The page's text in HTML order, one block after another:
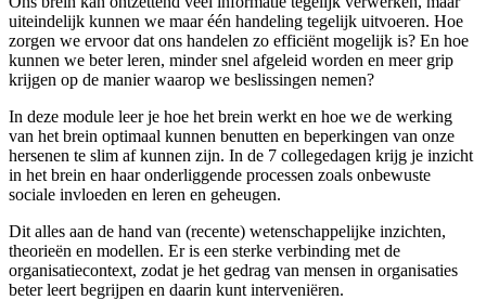
Mocht je ervoor kiezen om de gehelemasterte gaan volgen, dan
uiteindelijk kunnen we maar één handeling tegelijk uitvoeren. Hoe
zorgen we ervoor dat ons handelen zo efficiënt mogelijk is? En hoe
kunnen we beter leren, minder snel afgeleid worden en meer grip
krijgen op de manier waarop we beslissingen nemen?
In deze module leer je hoe het brein werkt en hoe we de werking
van het brein optimaal kunnen benutten en beperkingen van onze
hersenen te slim af kunnen zijn. In de 7 collegedagen krijg je inzicht
in het brein en haar onderliggende processen zoals onbewuste
sociale invloeden en leren en geheugen.
Dit alles aan de hand van (recente) wetenschappelijke inzichten,
theorieën en modellen. Er is een sterke verbinding met de
organisatiecontext, zodat je het gedrag van mensen in organisaties
beter leert begrijpen en daarin kunt interveniëren.